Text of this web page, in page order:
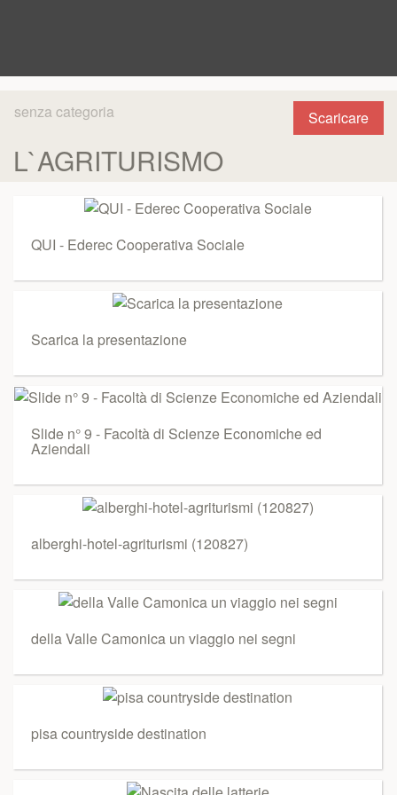
Scaricare
senza categoria
L`AGRITURISMO
QUI - Ederec Cooperativa Sociale
Scarica la presentazione
Slide n° 9 - Facoltà di Scienze Economiche ed
Aziendali
alberghi-hotel-agriturismi (120827)
della Valle Camonica un viaggio nei segni
pisa countryside destination